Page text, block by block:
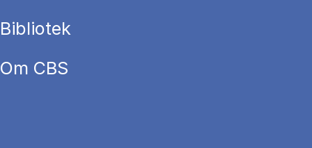
Bibliotek
Om CBS